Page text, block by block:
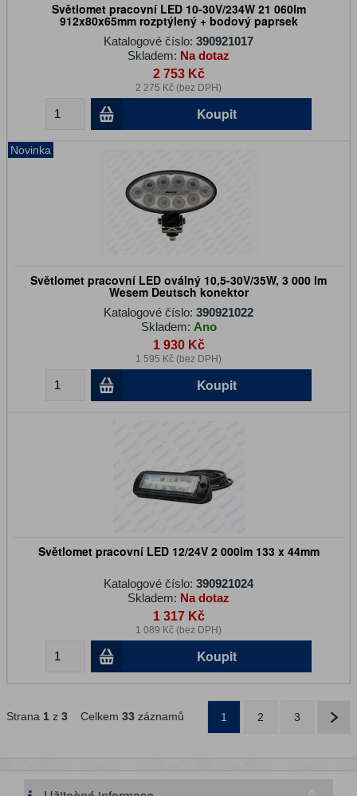
Světlomet pracovní LED 10-30V/234W 21 060lm
912x80x65mm rozptýlený + bodový paprsek
Katalogové číslo: 390921017
Skladem: Na dotaz
2 753 Kč
2 275 Kč (bez DPH)
Koupit
Novinka
Světlomet pracovní LED oválný 10,5-30V/35W, 3 000 lm
Wesem Deutsch konektor
Katalogové číslo: 390921022
Skladem: Ano
1 930 Kč
1 595 Kč (bez DPH)
Koupit
Světlomet pracovní LED 12/24V 2 000lm 133 x 44mm
Katalogové číslo: 390921024
Skladem: Na dotaz
1 317 Kč
1 089 Kč (bez DPH)
Koupit
Strana 1 z 3 Celkem 33 záznamů 1 2 3